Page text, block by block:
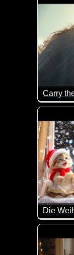
Carry
Auch
Die
Wenn